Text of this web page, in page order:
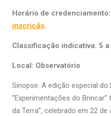
Horário de
inscrição.
Classificação indicativa: 5
Local: Observatório
Sinopse: A edição especial
“Experimentações do
da Terra”, celebrado em 22